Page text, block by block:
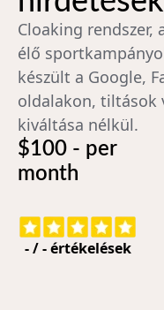
Cloaking rendszer,
élő
készült a Google,
oldalakon, tiltások
kiváltása nélkül.
$100 - per
month
-/-értékelések